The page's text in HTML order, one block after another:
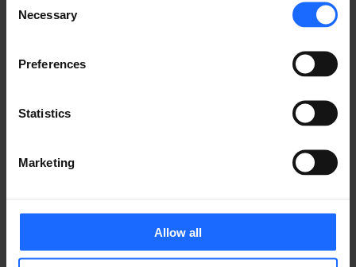
Selection
Necessary
Preferences
Statistics
Marketing
Allow all
することができます。これにより、セキュリティリスク
や潜在的な不正アクセスを軽減することができるので
ャごとに個別のサブネットを作成することで、より厳格
なセキュリティ対策を実施し、サブネット間のアクセス
たファイアウォール
の実装によ
り、ネットワークセキュリティをさらに強化することも
3. ネットワーク管理の簡素化